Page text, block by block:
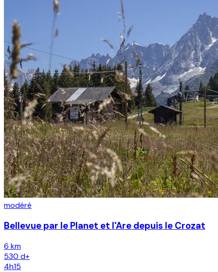
modéré
Bellevue par le Planet et l'Are depuis le Crozat
6 km
530 d+
4h15